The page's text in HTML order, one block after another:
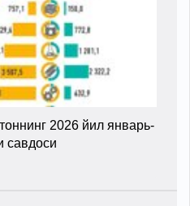
2026 йил январь-
савдоси